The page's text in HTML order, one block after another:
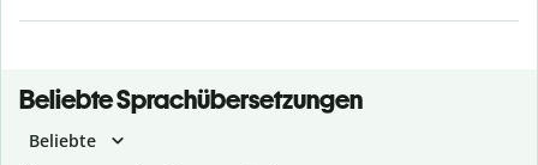
Beliebte Sprachübersetzungen
Beliebte